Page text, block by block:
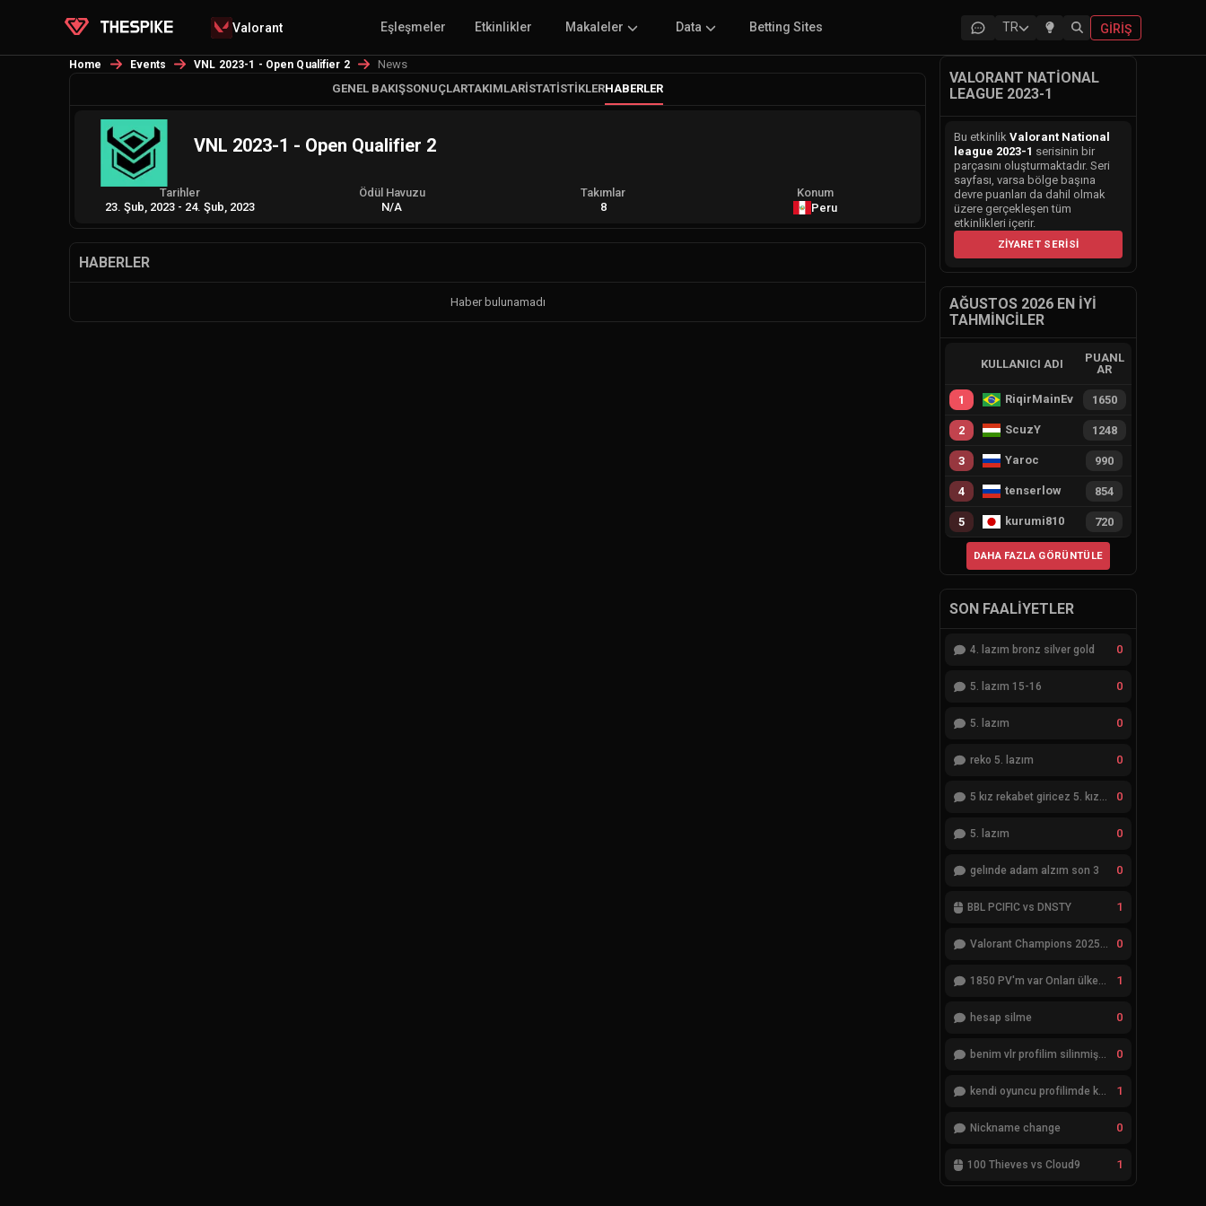
Valorant Eşleşmeler Etkinlikler Makaleler Data Betting Sites TR GIRIŞ
Home Events VNL 2023-1 - Open Qualifier 2
News
GENEL BAKIŞSONUÇLARTAKIMLARİSTATISTIKLERHABERLER
VNL 2023-1 - Open Qualifier 2
Tarihler
23. Şub, 2023 - 24. Şub, 2023
Ödül Havuzu
N/A
Takımlar
8
Konum
Peru
HABERLER
Haber bulunamadı
VALORANT NATIONAL
LEAGUE 2023-1
Bu etkinlik Valorant National
league 2023-1 serisinin bir
parçasını oluşturmaktadır. Seri
sayfası, varsa bölge başına
devre puanları da dahil olmak
üzere gerçekleşen tüm
etkinlikleri içerir.
ZIYARET SERISI
AĞUSTOS 2026 EN İYI
TAHMINCILER
KULLANICI ADI
PUANL
AR
1 RiqirMainEvie 1650
2 ScuzY 1248
3 Yaroc 990
4 tenserlow 854
5 kurumi810 720
DAHA FAZLA GÖRÜNTÜLE
SON FAALIYETLER
4. lazım bronz silver gold 0
5. lazım 15-16 0
5. lazım 0
reko 5. lazım 0
5 kız rekabet giricez 5. kız eksik 0
5. lazım 0
gelınde adam alzım son 3 0
BBL PCIFIC vs DNSTY 1
Valorant Champions 2025 Grand Final 0
1850 PV'm var Onları ülkemde değiştiremiyorum 1
hesap silme 0
benim vlr profilim silinmiş yok gözükmüyor 0
kendi oyuncu profilimde ki bilgileri düzenlemek istiyorum 1
Nickname change 0
100 Thieves vs Cloud9 1